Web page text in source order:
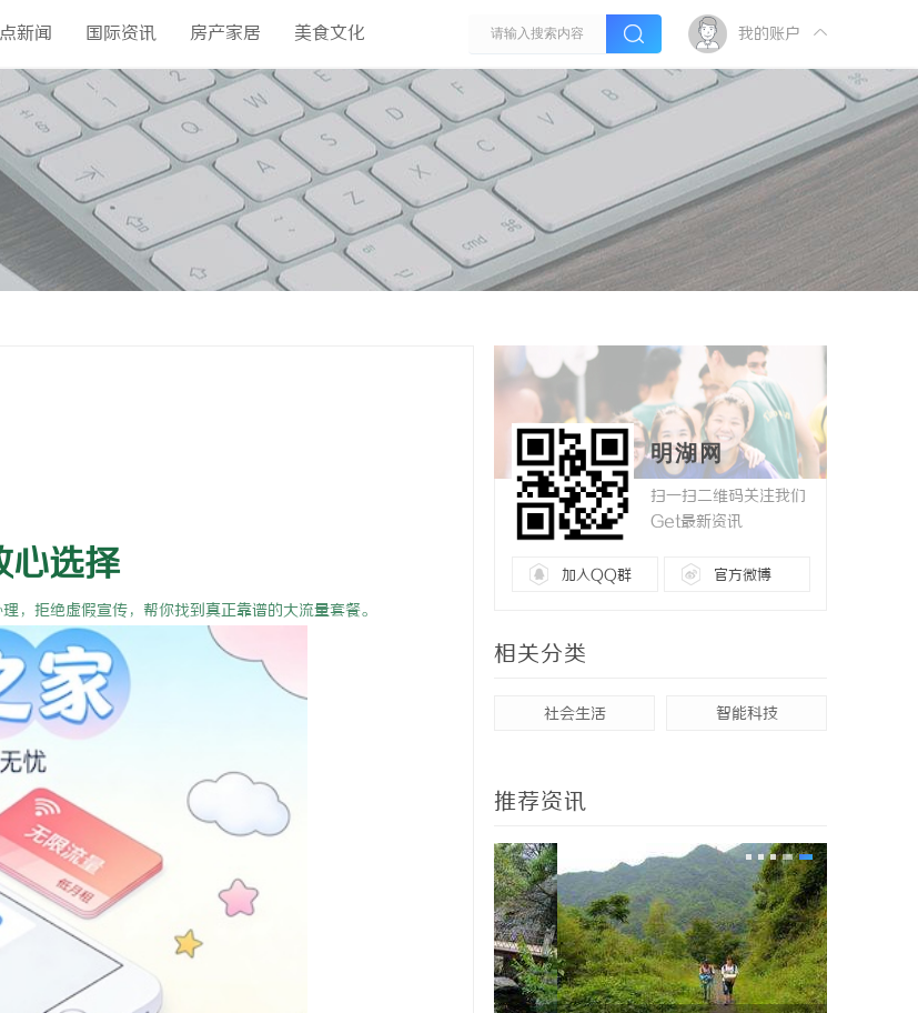
新闻 国际资讯 房产家居 美食文化 我的账户
选择
，拒绝虚假宣传，帮你找到真正靠谱的大流量套餐。
明湖网
扫一扫二维码关注我们
Get最新资讯
加入QQ群 官方微博
相关分类
社会生活 智能科技
推荐资讯